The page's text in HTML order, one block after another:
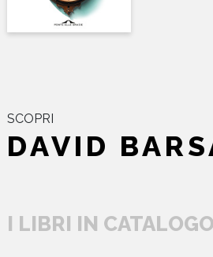
SCOPRI
DAVID
I LIBRI IN CATALOGO